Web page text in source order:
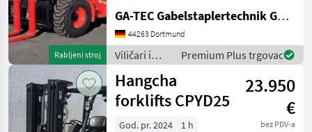
Rabljeni stroj
1000 Betriebsstunden.
Ausstattung : ------------- -
Schutzdach - 3. Ventil - 4.
Ventil
GA-TEC Gabelstaplertechnik GmbH
44263 Dortmund
Viličari i
skladišna
tehnika /
Hangcha
forklifts
Premium Plus trgovac
Hangcha
forklifts CPYD25
23.950
€
bez PDV-a
God. pr. 2024
1 h